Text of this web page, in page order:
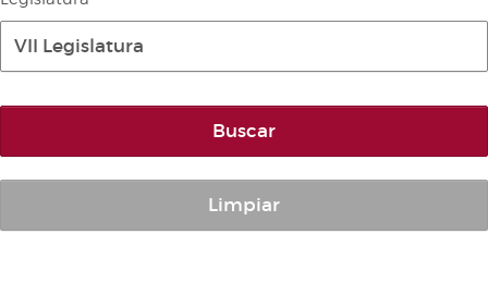
Diari de la Diputació Permanent
Informe BOC
Anuari de Dret Parlamentari
VII Legislatura
Buscar
Limpiar